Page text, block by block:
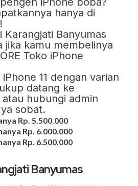
hanya di
Karangjati Banyumas
jika kamu membelinya
Toko iPhone
11 dengan varian
datang ke
atau hubungi admin
sobat.
Rp. 5.500.000
Rp. 6.000.000
Rp. 6.500.000
Banyumas